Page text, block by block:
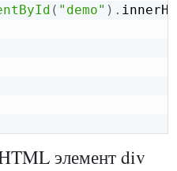
( "demo" ) .
элемент div